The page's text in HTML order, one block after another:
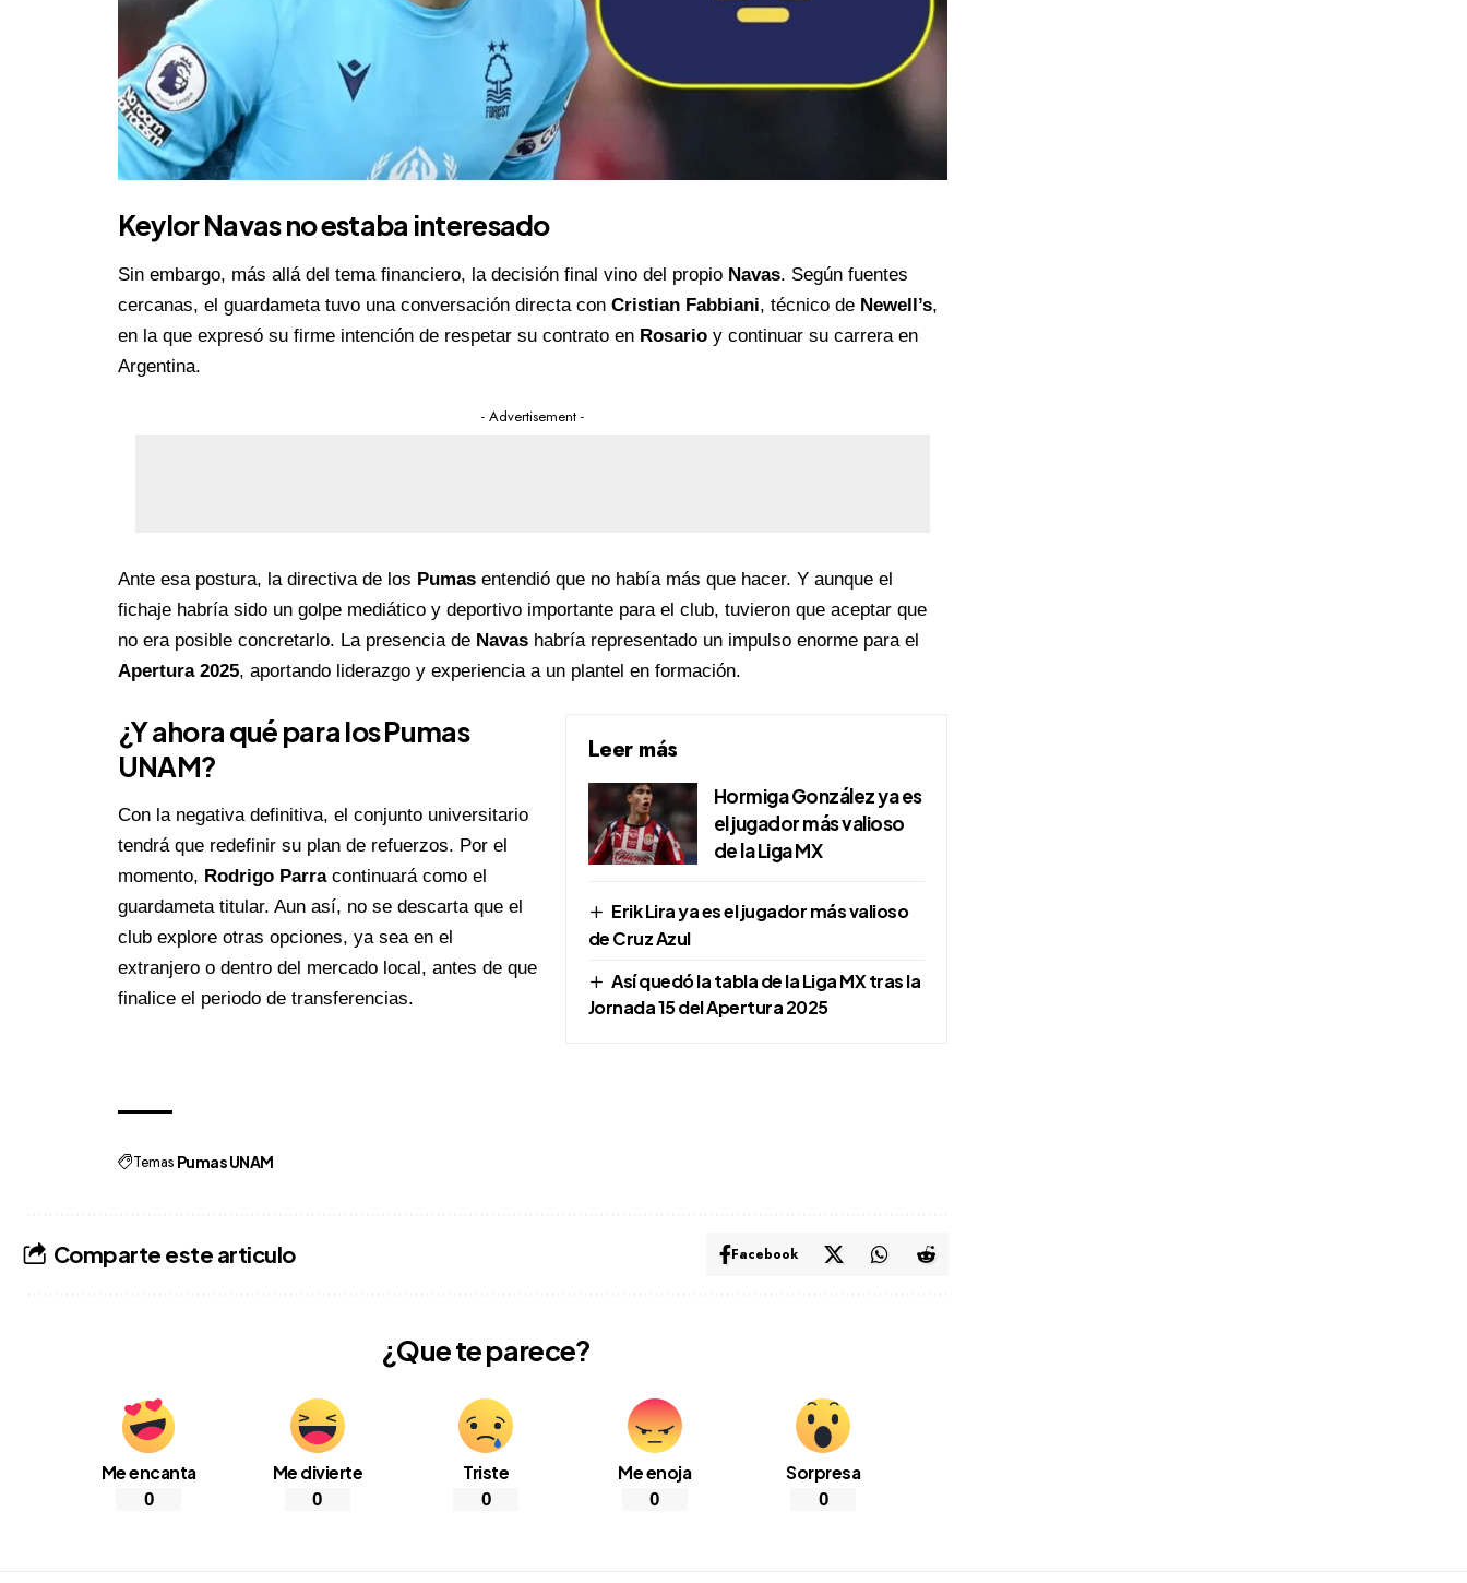
Keylor Navasno estaba interesado
Sin embargo, más allá del tema financiero, la decisión final vino del propio Navas. Según fuentes
cercanas, el guardameta tuvo una conversación directa con Cristian Fabbiani, técnico de Newell’s,
en la que expresó su firme intención de respetar su contrato en Rosarioy continuar su carrera en
Argentina.
- Advertisement -
Ante esa postura, la directiva de los Pumasentendió que no había más que hacer. Y aunque el
fichaje habría sido un golpe mediático y deportivo importante para el club, tuvieron que aceptar que
no era posible concretarlo. La presencia de Navashabría representado un impulso enorme para el
Apertura 2025, aportando liderazgo y experiencia a un plantel en formación.
Leer más
Hormiga González ya es
el jugador más valioso
de la Liga MX
Erik Lira ya es el jugador más valioso
de Cruz Azul
Así quedó la tabla de la Liga MX tras la
Jornada 15 del Apertura 2025
¿Y ahora qué para losPumas
UNAM?
Con la negativa definitiva, el conjunto universitario
tendrá que redefinir su plan de refuerzos. Por el
momento, Rodrigo Parracontinuará como el
guardameta titular. Aun así, no se descarta que el
club explore otras opciones, ya sea en el
extranjero o dentro del mercado local, antes de que
finalice el periodo de transferencias.
Temas Pumas UNAM
Comparte este articulo Facebook
¿Que te parece?
Me encanta
0
Me divierte
0
Triste
0
Me enoja
0
Sorpresa
0